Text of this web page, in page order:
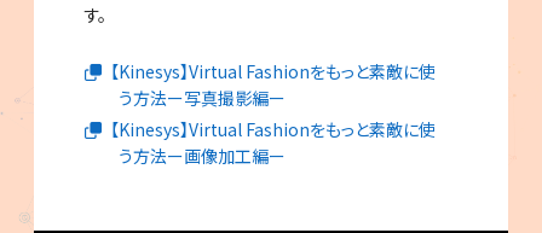
す。
【Kinesys】Virtual Fashionをもっと素敵に使
う方法ー写真撮影編ー
【Kinesys】Virtual Fashionをもっと素敵に使
う方法ー画像加工編ー